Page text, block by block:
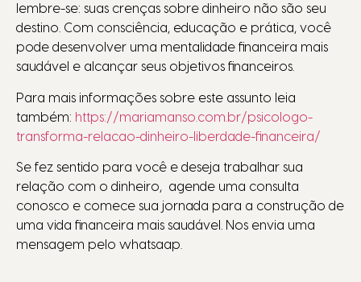
lembre-se: suas crenças sobre dinheiro não são seu
destino. Com consciência, educação e prática, você
pode desenvolver uma mentalidade financeira mais
saudável e alcançar seus objetivos financeiros.
Para mais informações sobre este assunto leia
também: https://mariamanso.com.br/psicologo-
transforma-relacao-dinheiro-liberdade-financeira/
Se fez sentido para você e deseja trabalhar sua
relação com o dinheiro, agende uma consulta
conosco e comece sua jornada para a construção de
uma vida financeira mais saudável. Nos envia uma
mensagem pelo whatsaap.